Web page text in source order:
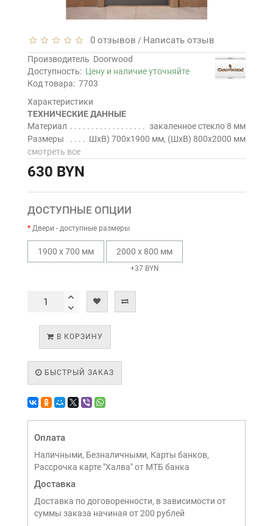
0 отзывов / Написать отзыв
Производитель Doorwood
Доступность: Цену и наличие уточняйте
Код товара: 7703
Характеристики
ТЕХНИЧЕСКИЕ ДАННЫЕ
Материал
закаленное стекло 8 мм
Размеры
ШхВ) 700х1900 мм, (ШхВ) 800х2000 мм
смотреть все
630 BYN
ДОСТУПНЫЕ ОПЦИИ
Двери - доступные размеры
1900 х 700 мм 2000 х 800 мм
+37 BYN
В КОРЗИНУ
БЫСТРЫЙ ЗАКАЗ
Оплата
Наличными, Безналичными, Карты банков,
Рассрочка карте "Халва" от МТБ банка
Доставка
Доставка по договоренности, в зависимости от
суммы заказа начиная от 200 рублей